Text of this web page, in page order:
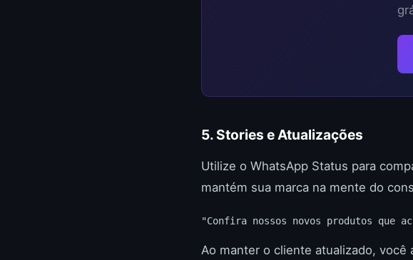
5. Stories e Atualizações
Utilize o WhatsApp Status para
mantém sua marca na mente do
"Confira nossos novos produtos que
Ao manter o cliente atualizado, você